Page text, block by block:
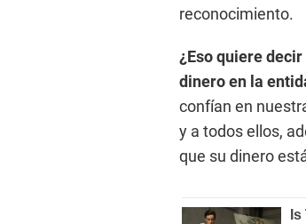
reconocimiento.
¿Eso quiere
dinero en la
confían en
y a todos ellos,
que su dinero